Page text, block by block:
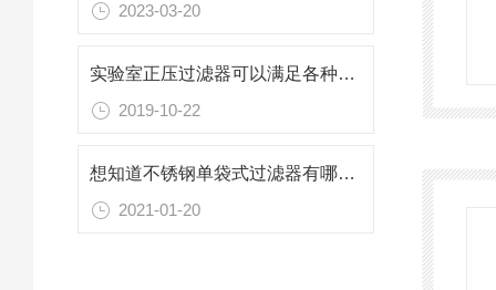
2023-03-20
实验室正压过滤器可以满足各种不同过滤实验要求
2019-10-22
想知道不锈钢单袋式过滤器有哪些特点不妨看看这些
2021-01-20